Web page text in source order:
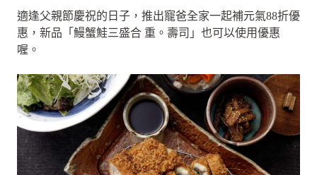
適逢父親節慶祝的日子，推出寵爸全家一起補元氣88折優
惠，新品「鰻蟹鮭三盛合 重。壽司」也可以使用優惠
喔。